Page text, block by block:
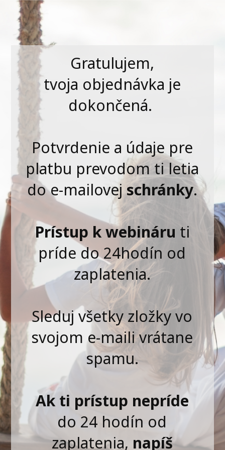
Gratulujem,
tvoja objednávka je
dokončená.
Potvrdenie a údaje pre
platbu prevodom ti letia
do e-mailovejschránky.
Prístup k webináru ti
príde do 24hodín od
zaplatenia.
Sleduj všetky zložky vo
svojom e-maili vrátane
spamu.
Ak ti prístup nepríde
do 24 hodín od
zaplatenia, napíš